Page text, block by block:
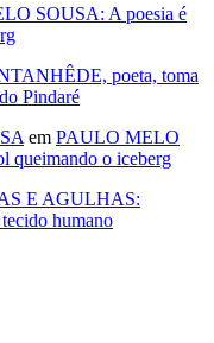
SOUSA: A poesia é
poeta, toma
Pindaré
em PAULO MELO
queimando o iceberg
E AGULHAS:
humano